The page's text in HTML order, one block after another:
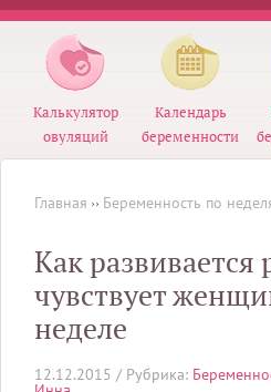
Калькулятор
овуляций
Календарь
беременности
Главная ›› Беременность по
Как развивается
чувствует
неделе
12.12.2015 / Рубрика: